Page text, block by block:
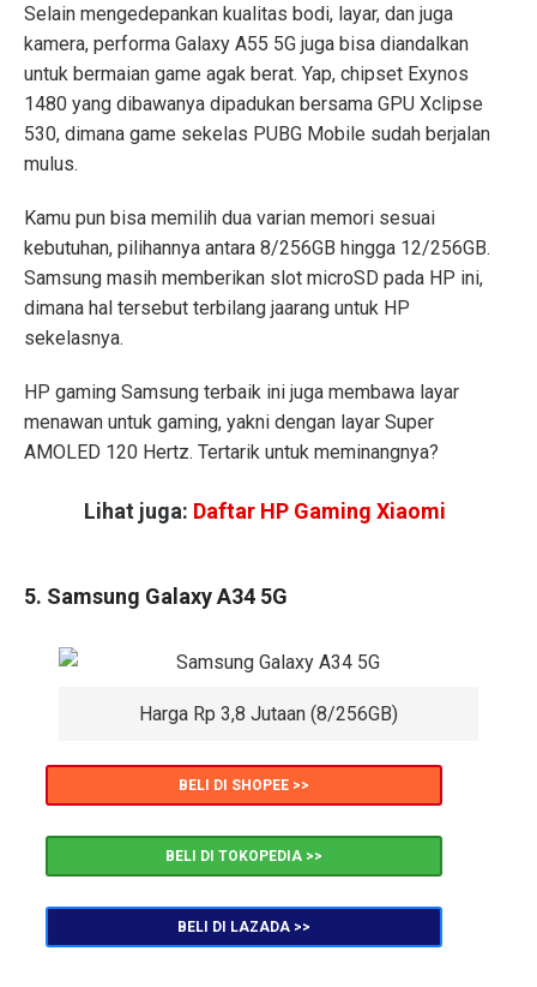
Selain mengedepankan kualitas bodi, layar, dan juga
kamera, performa Galaxy A55 5G juga bisa diandalkan
untuk bermaian game agak berat. Yap, chipset Exynos
1480 yang dibawanya dipadukan bersama GPU Xclipse
530, dimana game sekelas PUBG Mobile sudah berjalan
mulus.
Kamu pun bisa memilih dua varian memori sesuai
kebutuhan, pilihannya antara 8/256GB hingga 12/256GB.
Samsung masih memberikan slot microSD pada HP ini,
dimana hal tersebut terbilang jaarang untuk HP
sekelasnya.
HP gaming Samsung terbaik ini juga membawa layar
menawan untuk gaming, yakni dengan layar Super
AMOLED 120 Hertz. Tertarik untuk meminangnya?
Lihat juga: Daftar HP Gaming Xiaomi
5. Samsung Galaxy A34 5G
Harga Rp 3,8 Jutaan (8/256GB)
BELI DI SHOPEE >>
BELI DI TOKOPEDIA >>
BELI DI LAZADA >>